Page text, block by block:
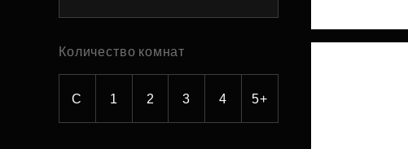
Рефинансирование
Количество комнат
С 1 2 3 4 5+